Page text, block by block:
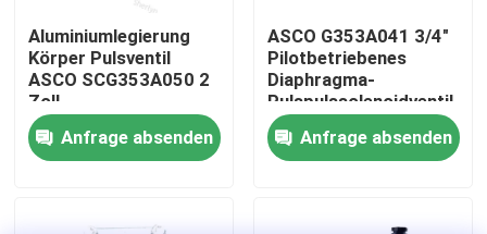
Werksbesichtigung
Qualitätskontrolle
Aluminiumlegierung
Körper Pulsventil
ASCO SCG353A050 2
Zoll
Schnellreaktionsdiaphragma
DesignAnfrage absenden
ASCO G353A041 3/4"
Pilotbetriebenes
Diaphragma-
Pulspulssolenoidventil
für Staubsammler
Anfrage absenden